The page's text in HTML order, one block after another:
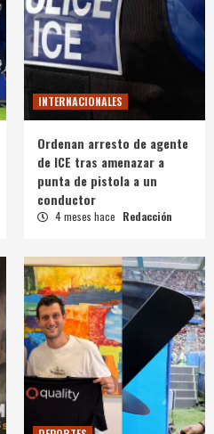
INTERNACIONALES
Ordenan arresto de agente
de ICE tras amenazar a
punta de pistola a un
conductor
4 meses hace Redacción